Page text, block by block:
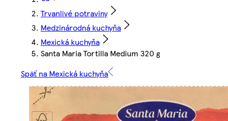
Trvanlivé potraviny
Medzinárodná kuchyňa
Mexická kuchyňa
Santa Maria Tortilla Medium 320 g
Späť na Mexická kuchyňa